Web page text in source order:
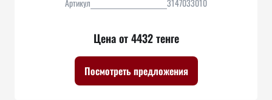
Артикул 3147033010
Цена от 4432 тенге
Посмотреть предложения